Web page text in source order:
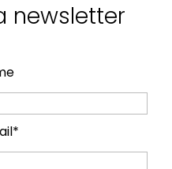
newsletter